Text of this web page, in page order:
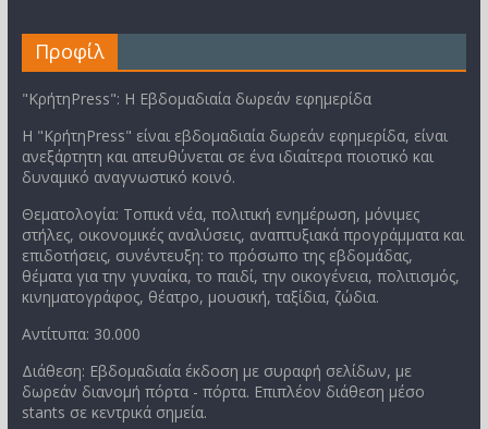
Προφίλ
"ΚρήτηPress": Η Εβδομαδιαία δωρεάν εφημερίδα
Η "ΚρήτηPress" είναι εβδομαδιαία δωρεάν εφημερίδα, είναι
ανεξάρτητη και απευθύνεται σε ένα ιδιαίτερα ποιοτικό και
δυναμικό αναγνωστικό κοινό.
Θεματολογία: Τοπικά νέα, πολιτική ενημέρωση, μόνιμες
στήλες, οικονομικές αναλύσεις, αναπτυξιακά προγράμματα και
επιδοτήσεις, συνέντευξη: το πρόσωπο της εβδομάδας,
θέματα για την γυναίκα, το παιδί, την οικογένεια, πολιτισμός,
κινηματογράφος, θέατρο, μουσική, ταξίδια, ζώδια.
Αντίτυπα: 30.000
Διάθεση: Εβδομαδιαία έκδοση με συραφή σελίδων, με
δωρεάν διανομή πόρτα - πόρτα. Επιπλέον διάθεση μέσο
stants σε κεντρικά σημεία.